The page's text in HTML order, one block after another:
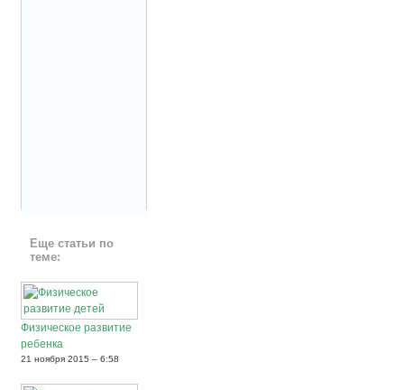
Еще статьи по
теме:
Физическое развитие
ребенка
21 ноября 2015 – 6:58